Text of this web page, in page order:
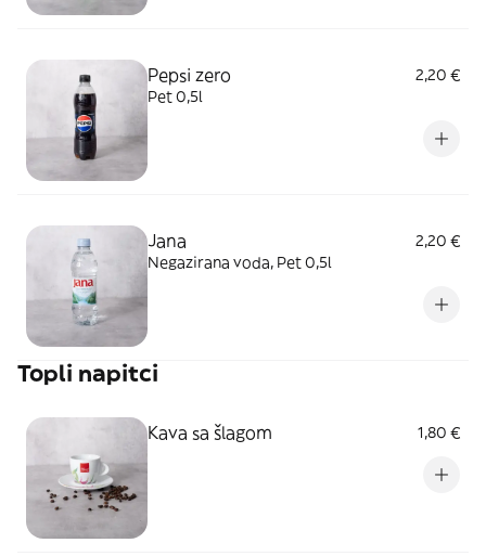
Pepsi zero
2,20 €
Pet 0,5l
Jana
2,20 €
Negazirana voda, Pet 0,5l
Topli napitci
Kava sa šlagom 1,80 €